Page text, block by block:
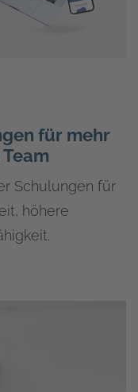
für mehr
Schulungen für
höhere